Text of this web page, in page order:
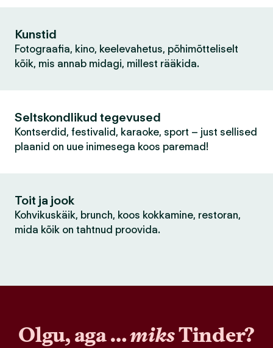
Kunstid
Fotograafia, kino, keelevahetus, põhimõtteliselt
kõik, mis annab midagi, millest rääkida.
Seltskondlikud tegevused
Kontserdid, festivalid, karaoke, sport – just sellised
plaanid on uue inimesega koos paremad!
Toit ja jook
Kohvikuskäik, brunch, koos kokkamine, restoran,
mida kõik on tahtnud proovida.
Olgu, aga …miksTinder?